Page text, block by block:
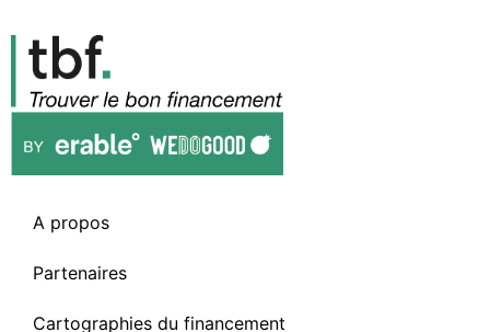
A propos
Partenaires
Cartographies du financement